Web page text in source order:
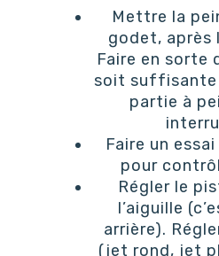
Mettre la
godet, après
Faire en sorte
soit suffisante
partie à
Faire un
pour
Régler le
l’aiguille
arrière).
(jet rond, jet